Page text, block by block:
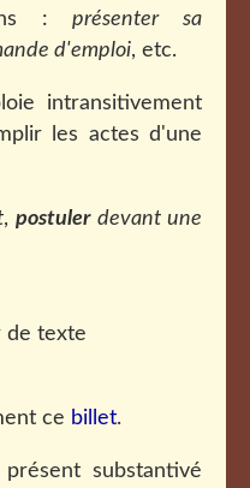
:présenter sa
d'emploi, etc.
intransitivement
les actes d'une
, postuler devant une
ce billet.
substantivé